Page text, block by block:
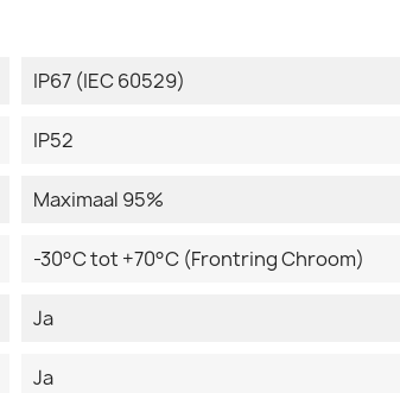
IP67 (IEC 60529)
IP52
Maximaal 95%
-30°C tot +70°C (Frontring Chroom)
Ja
Ja